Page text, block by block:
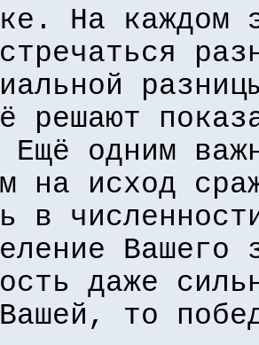
На каждом
решают
Ещё одним
на исход
в
Вашего
даже
то